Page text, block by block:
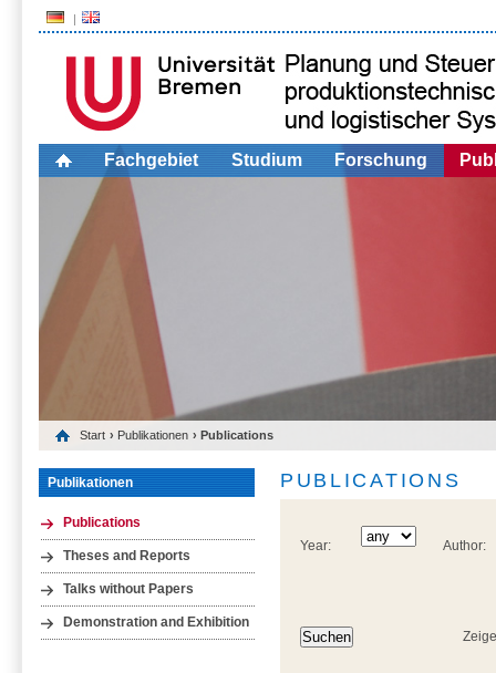
Fachgebiet Studium Forschung
Start › Publikationen › Publications
Publikationen
Publications
Theses and Reports
Talks without Papers
Demonstration and Exhibition
PUBLICATIONS
Year: Author: